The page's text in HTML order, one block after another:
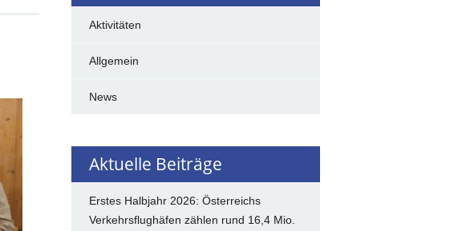
Aktivitäten
Allgemein
News
Aktuelle Beiträge
Erstes Halbjahr 2026: Österreichs
Verkehrsflughäfen zählen rund 16,4 Mio.